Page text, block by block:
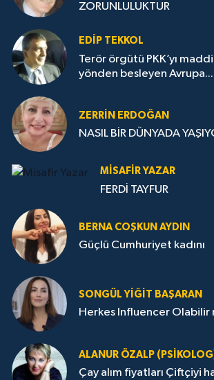
ZORUNLULUKTUR
EDIP TEKKOL
Terör örgütü PKK’yı
yönden besleyen Avrupa...
ZERRIN ERDOĞAN
NASIL BİR DÜNYADA
MISAFIR YAZAR
FERDİ TAYFUR
BERNA COŞKUN AYDIN
Güçlü Cumhuriyet kadını
SONGÜL YIĞIT BAŞARAN
Herkes Influencer Olabilir
ALANUR ÖZALP
Çay alım fiyatları Çiftçiyi